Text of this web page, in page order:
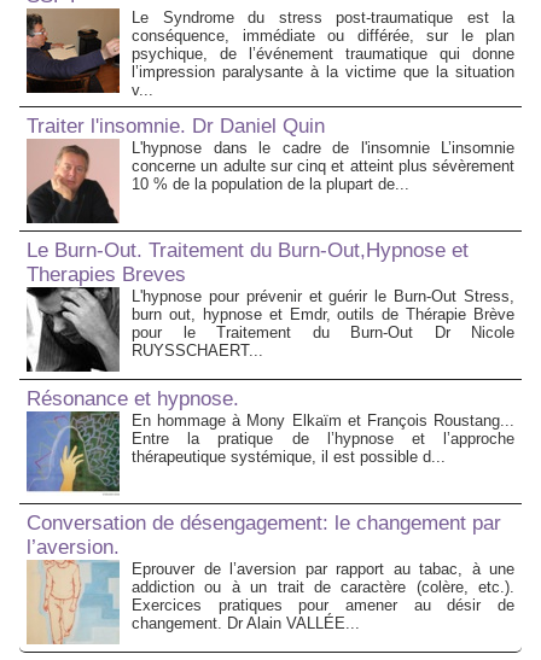
Le Syndrome du stress post-traumatique est la
conséquence, immédiate ou différée, sur le plan
psychique, de l’événement traumatique qui donne
l’impression paralysante à la victime que la situation
v...
Traiter l'insomnie. Dr Daniel Quin
L'hypnose dans le cadre de l'insomnie L’insomnie
concerne un adulte sur cinq et atteint plus sévèrement
10 % de la population de la plupart de...
Le Burn-Out. Traitement du Burn-Out,Hypnose et
Therapies Breves
L'hypnose pour prévenir et guérir le Burn-Out Stress,
burn out, hypnose et Emdr, outils de Thérapie Brève
pour le Traitement du Burn-Out Dr Nicole
RUYSSCHAERT...
Résonance et hypnose.
En hommage à Mony Elkaïm et François Roustang...
Entre la pratique de l’hypnose et l’approche
thérapeutique systémique, il est possible d...
Conversation de désengagement: le changement par
l’aversion.
Eprouver de l’aversion par rapport au tabac, à une
addiction ou à un trait de caractère (colère, etc.).
Exercices pratiques pour amener au désir de
changement. Dr Alain VALLÉE...